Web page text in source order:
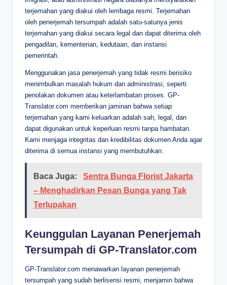
terjemahan yang diakui oleh lembaga resmi. Terjemahan
oleh penerjemah tersumpah adalah satu-satunya jenis
terjemahan yang diakui secara legal dan dapat diterima oleh
pengadilan, kementerian, kedutaan, dan instansi
pemerintah.
Menggunakan jasa penerjemah yang tidak resmi berisiko
menimbulkan masalah hukum dan administrasi, seperti
penolakan dokumen atau keterlambatan proses. GP-
Translator.com memberikan jaminan bahwa setiap
terjemahan yang kami keluarkan adalah sah, legal, dan
dapat digunakan untuk keperluan resmi tanpa hambatan.
Kami menjaga integritas dan kredibilitas dokumen Anda agar
diterima di semua instansi yang membutuhkan.
Baca Juga:
Sentra Bunga Florist Jakarta
– Menghadirkan Pesan Bunga yang Tak
Terlupakan
Keunggulan Layanan Penerjemah
Tersumpah di GP-Translator.com
GP-Translator.com menawarkan layanan penerjemah
tersumpah yang sudah berlisensi resmi, menjamin bahwa